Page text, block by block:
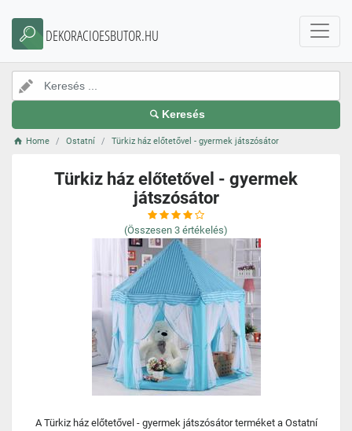
DEKORACIOESBUTOR.HU
Keresés
Home Ostatní Türkiz ház előtetővel - gyermek játszósátor
Türkiz ház előtetővel - gyermek
játszósátor
(Összesen 3 értékelés)
A Türkiz ház előtetővel - gyermek játszósátor terméket a Ostatní